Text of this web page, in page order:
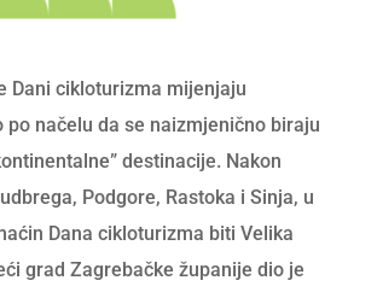
Dani cikloturizma mijenjaju
po načelu da se naizmjenično biraju
destinacije. Nakon
Podgore, Rastoka i Sinja, u
Dana cikloturizma biti Velika
grad Zagrebačke županije dio je